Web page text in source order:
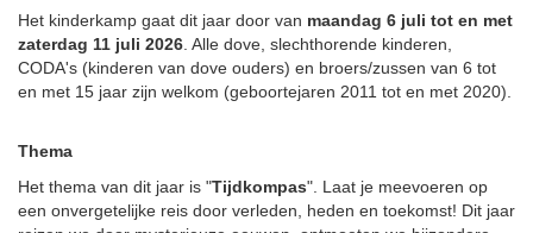
Het kinderkamp gaat dit jaar door van maandag 6 juli tot en met
zaterdag 11 juli 2026 . Alle dove, slechthorende kinderen,
CODA's (kinderen van dove ouders) en broers/zussen van 6 tot
en met 15 jaar zijn welkom (geboortejaren 2011 tot en met 2020).
Thema
Het thema van dit jaar is "Tijdkompas". Laat je meevoeren op
een onvergetelijke reis door verleden, heden en toekomst! Dit jaar